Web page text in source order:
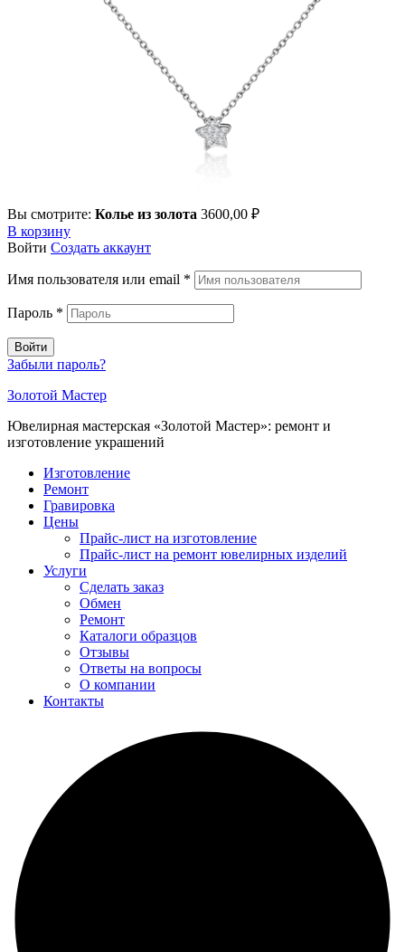
Вы смотрите: Колье из золота 3600,00 ₽
В корзину
Войти Создать аккаунт
Имя пользователя или email *
Пароль *
Войти
Забыли пароль?
Золотой Мастер
Ювелирная мастерская «Золотой Мастер»: ремонт и
изготовление украшений
Изготовление
Ремонт
Гравировка
Цены
Прайс-лист на изготовление
Прайс-лист на ремонт ювелирных изделий
Услуги
Сделать заказ
Обмен
Ремонт
Каталоги образцов
Отзывы
Ответы на вопросы
О компании
Контакты